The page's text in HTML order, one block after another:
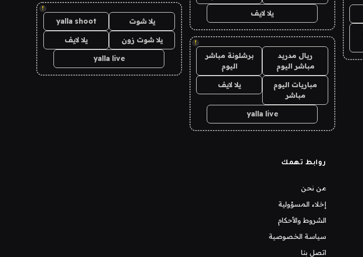
يلا لايف
!
ريال مدريد
مباشر اليوم
برشلونة مباشر
اليوم
مباريات اليوم
مباشر
يلا لايف
yalla live
!
يلا شوت yalla shoot
يلا شوت زون يلا لايف
yalla live
روابط تهمك
من نحن
إخلاء المسؤولية
الشروط والأحكام
سياسة الخصوصية
اتصل بنا